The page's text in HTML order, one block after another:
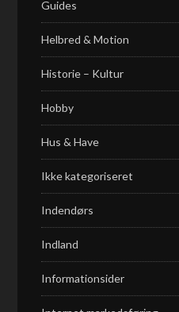
Guides
Helbred & Motion
Historie – Kultur
Hobby
Hus & Have
Ikke kategoriseret
Indendørs
Indland
Informationsider